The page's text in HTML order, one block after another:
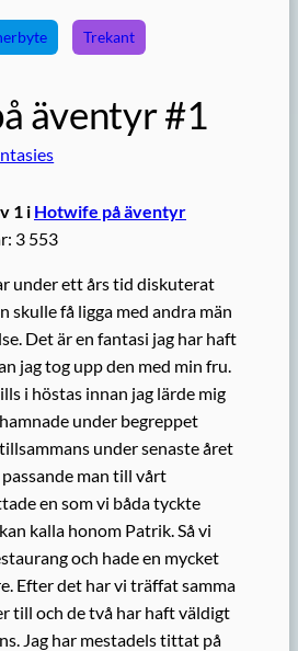
Trekant
äventyr #1
1 i Hotwife på äventyr
3 553
under ett års tid diskuterat
skulle få ligga med andra män
Det är en fantasi jag har haft
jag tog upp den med min fru.
i höstas innan jag lärde mig
under begreppet
under senaste året
man till vårt
en som vi båda tyckte
kalla honom Patrik. Så vi
och hade en mycket
Efter det har vi träffat samma
till och de två har haft väldigt
Jag har mestadels tittat på